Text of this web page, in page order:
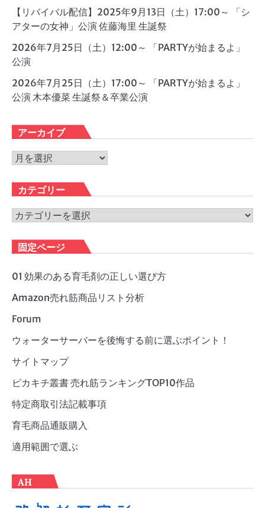
【リバイバル配信】2025年9月13日（土）17:00～ 「シ
アターの女神」公演 佐藤海里 生誕祭
2026年7月25日（土）12:00～ 「PARTYが始まるよ」
公演
2026年7月25日（土）17:00～ 「PARTYが始まるよ」
公演 木本優菜 生誕祭＆卒業公演
アーカイブ
ア
カ
イ
ブ
カテゴリー
カ
ゴ
リ
ー
固定ページ
01 効果のある育毛剤の正しい選び方
Amazon売れ筋商品リスト分析
Forum
ウォーターサーバーを後悔する前に選ぶポイント！
サイトマップ
ピカキチ叢書 売れ筋ランキングTOP10作品
特定商取引法記載事項
育毛商品通販購入
適用範囲で選ぶ
AH